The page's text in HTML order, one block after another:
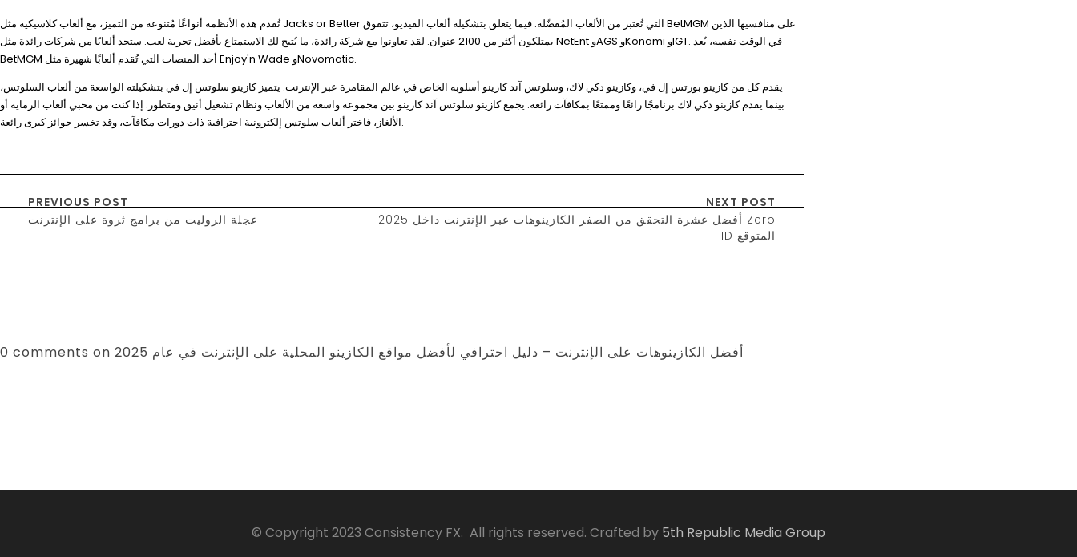
تُقدم هذه الأنظمة أنواعًا مُتنوعة من التميز، مع ألعاب كلاسيكية مثل Jacks or Better التي تُعتبر من الألعاب المُفضّلة. فيما يتعلق بتشكيلة ألعاب الفيديو، تتفوق BetMGM على منافسيها الذين
يمتلكون أكثر من 2100 عنوان. لقد تعاونوا مع شركة رائدة، ما يُتيح لك الاستمتاع بأفضل تجربة لعب. ستجد ألعابًا من شركات رائدة مثل NetEnt وAGS وKonami وIGT. في الوقت نفسه، يُعد
BetMGM أحد المنصات التي تُقدم ألعابًا شهيرة مثل Enjoy'n Wade وNovomatic.
يقدم كل من كازينو بورتس إل في، وكازينو دكي لاك، وسلوتس آند كازينو أسلوبه الخاص في عالم المقامرة عبر الإنترنت. يتميز كازينو سلوتس إل في بتشكيلته الواسعة من ألعاب السلوتس،
بينما يقدم كازينو دكي لاك برنامجًا رائعًا وممتعًا بمكافآت رائعة. يجمع كازينو سلوتس آند كازينو بين مجموعة واسعة من الألعاب ونظام تشغيل أنيق ومتطور. إذا كنت من محبي ألعاب الرماية أو
الألغاز، فاختر ألعاب سلوتس إلكترونية احترافية ذات دورات مكافآت، وقد تخسر جوائز كبرى رائعة.
PREVIOUS POST
عجلة الروليت من برامج ثروة على الإنترنت
NEXT POST
أفضل عشرة التحقق من الصفر الكازينوهات عبر الإنترنت داخل 2025 Zero
ID المتوقع
0 comments on أفضل الكازينوهات على الإنترنت – دليل احترافي لأفضل مواقع الكازينو المحلية على الإنترنت في عام 2025
© Copyright 2023 Consistency FX. All rights reserved. Crafted by 5th Republic Media Group